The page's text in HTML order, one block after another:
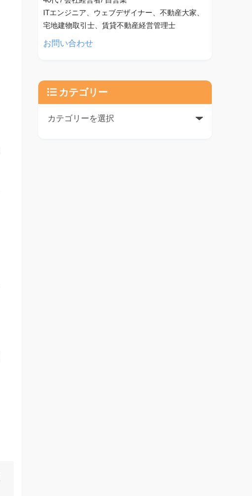
ITエンジニア、ウェブデザイナー、不動産大家、
宅地建物取引士、賃貸不動産経営管理士
お問い合わせ
カテゴリー